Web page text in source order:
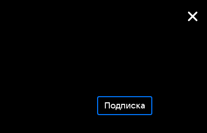
Подписка